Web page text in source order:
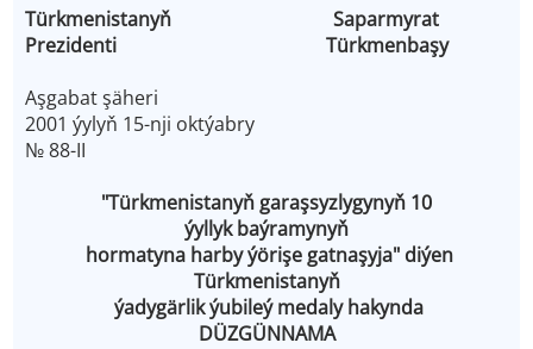
Türkmenistanyň Saparmyrat
Prezidenti Türkmenbaşy
Aşgabat şäheri
2001 ýylyň 15-nji oktýabry
№ 88-II
"Türkmenistanyň garaşsyzlygynyň 10
ýyllyk baýramynyň
hormatyna harby ýörişe gatnaşyja" diýen
Türkmenistanyň
ýadygärlik ýubileý medaly hakynda
DÜZGÜNNAMA